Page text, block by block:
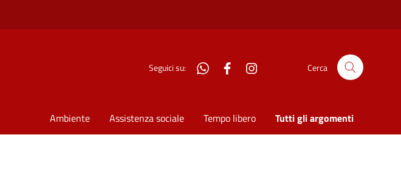
Seguici su: WhatsAppFacebook Cerca
Ambiente Assistenza sociale Tempo libero Tutti gli argomenti